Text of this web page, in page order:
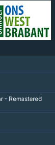
- Remastered